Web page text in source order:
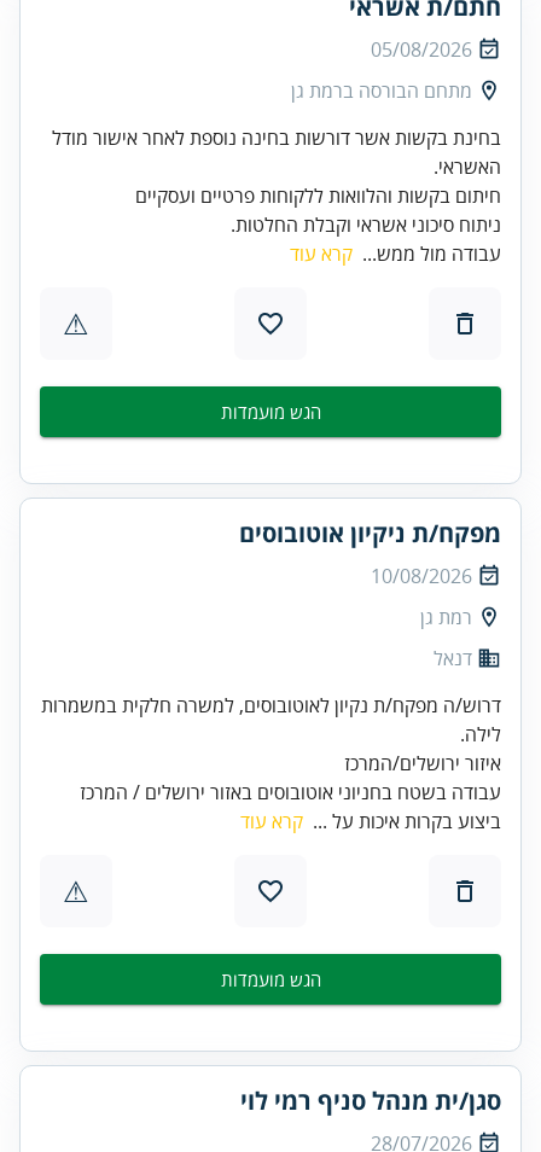
05/08/2026
מתחם הבורסה ברמת גן
בחינת בקשות אשר דורשות בחינה נוספת לאחר אישור מודל
ניתוח סיכוני אשראי וקבלת החלטות.
עבודה מול ממש... קרא עוד
⚠
הגש מועמדות
מפקח/ת ניקיון אוטובוסים
10/08/2026
רמת גן
דנאל
דרוש/ה מפקח/ת נקיון לאוטובוסים, למשרה חלקית במשמרות
עבודה בשטח בחניוני אוטובוסים באזור ירושלים / המרכז
ביצוע בקרות איכות על ... קרא עוד
⚠
הגש מועמדות
סגן/ית מנהל סניף רמי לוי
28/07/2026